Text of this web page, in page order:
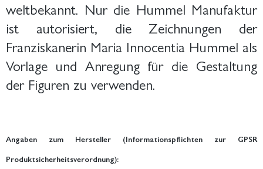
weltbekannt. Nur die Hummel Manufaktur
ist autorisiert, die Zeichnungen der
Franziskanerin Maria Innocentia Hummel als
Vorlage und Anregung für die Gestaltung
der Figuren zu verwenden.
Angaben zum Hersteller (Informationspflichten zur GPSR
Produktsicherheitsverordnung):